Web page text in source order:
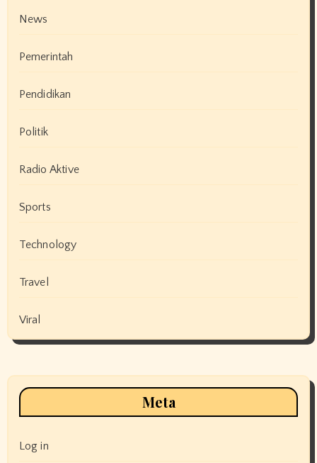
News
Pemerintah
Pendidikan
Politik
Radio Aktive
Sports
Technology
Travel
Viral
Meta
Log in